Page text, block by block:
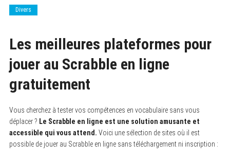
Divers
Les meilleures plateformes pour
jouer au Scrabble en ligne
gratuitement
Vous cherchez à tester vos compétences en vocabulaire sans vous
déplacer ? Le Scrabble en ligne est une solution amusante et
accessible qui vous attend. Voici une sélection de sites où il est
possible de jouer au Scrabble en ligne sans téléchargement ni inscription :